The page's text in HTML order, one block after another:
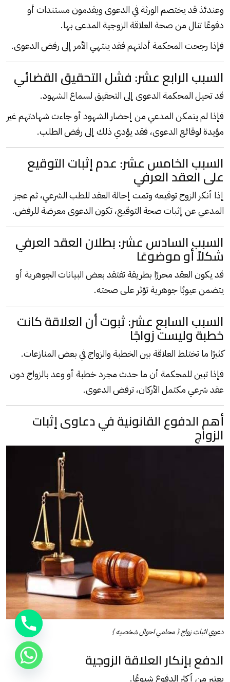
وعندئذ قد يختصمالورثةفي الدعوى ويقدمون مستندات أو
دفوعًا تنال من صحة العلاقة الزوجية المدعى بها.
فإذا رجحت المحكمة أدلتهم فقد ينتهي الأمر إلى رفض الدعوى.
السبب الرابع عشر: فشل التحقيق القضائي
قد تحيل المحكمة الدعوى إلى التحقيق لسماع الشهود.
فإذا لم يتمكن المدعي من إحضار الشهود أو جاءت شهادتهم غير
مؤيدة لوقائع الدعوى، فقد يؤدي ذلك إلى رفض الطلب.
السبب الخامس عشر: عدم إثبات التوقيع
على العقد العرفي
إذا أنكر الزوج توقيعه وتمت إحالة العقد للطب الشرعي، ثم عجز
المدعي عن إثبات صحة التوقيع، تكون الدعوى معرضة للرفض.
السبب السادس عشر: بطلان العقد العرفي
شكلاً أو موضوعًا
قد يكون العقد محررًا بطريقة تفتقد بعض البيانات الجوهرية أو
يتضمن عيوبًا جوهرية تؤثر على صحته.
السبب السابع عشر: ثبوت أن العلاقة كانت
خطبة وليست زواجًا
كثيرًا ما تختلط العلاقة بين الخطبة والزواج في بعض المنازعات.
فإذا تبين للمحكمة أن ما حدث مجرد خطبة أو وعدبالزواجدون
عقد شرعي مكتمل الأركان، ترفض الدعوى.
أهم الدفوع القانونية في دعاوى إثبات
الزواج
دعوي اثبات زواج { محامي احوال شخصيه }
الدفع بإنكار العلاقة الزوجية
يعتبر من أكثر الدفوع شيوعًا.